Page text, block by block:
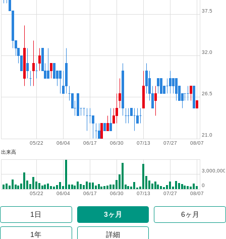
08/07
07/27
07/13
06/30
06/17
06/04
05/22
21.0
26.5
32.0
37.5
出来高
08/07
07/27
07/13
06/30
06/17
06/04
05/22
0
3,000,000
1日 3ヶ月 6ヶ月
1年 詳細